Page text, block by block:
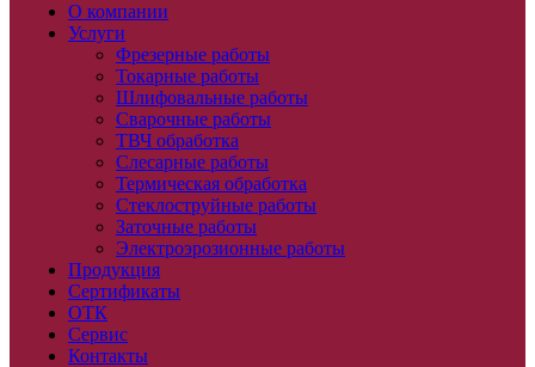
О компании
Услуги
Фрезерные работы
Токарные работы
Шлифовальные работы
Сварочные работы
ТВЧ обработка
Слесарные работы
Термическая обработка
Стеклоструйные работы
Заточные работы
Электроэрозионные работы
Продукция
Сертификаты
ОТК
Сервис
Контакты